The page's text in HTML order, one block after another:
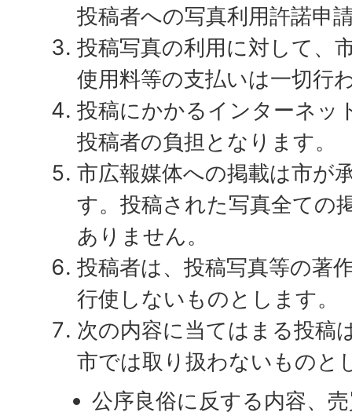
投稿者への写真利用許諾申
投稿写真の利用に対して、
使用料等の支払いは一切行
投稿にかかるインターネッ
投稿者の負担となります。
市広報媒体への掲載は市が
す。投稿された写真全ての
ありません。
投稿者は、投稿写真等の著
行使しないものとします。
次の内容に当てはまる投稿
市では取り扱わないものと
公序良俗に反する内容、